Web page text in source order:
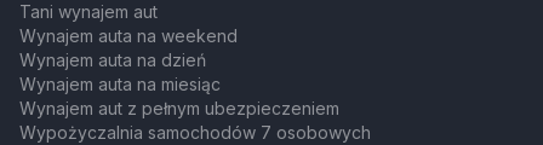
Tani wynajem aut
Wynajem auta na weekend
Wynajem auta na dzień
Wynajem auta na miesiąc
Wynajem aut z pełnym ubezpieczeniem
Wypożyczalnia samochodów 7 osobowych